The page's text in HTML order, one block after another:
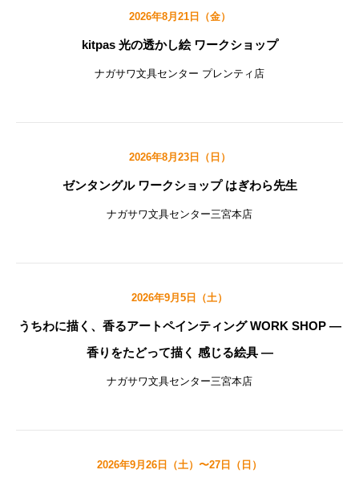
2026年8月21日（金）
kitpas 光の透かし絵 ワークショップ
ナガサワ文具センター プレンティ店
2026年8月23日（日）
ゼンタングル ワークショップ はぎわら先生
ナガサワ文具センター三宮本店
2026年9月5日（土）
うちわに描く、香るアートペインティング WORK SHOP ―
香りをたどって描く 感じる絵具 ―
ナガサワ文具センター三宮本店
2026年9月26日（土）〜27日（日）